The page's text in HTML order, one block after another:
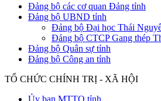
Đảng bộ các cơ quan Đảng tỉnh
Đảng bộ UBND tỉnh
Đảng bộ Đại học Thái
Đảng bộ CTCP Gang thép
Đảng bộ Quân sự tỉnh
Đảng bộ Công an tỉnh
TỔ CHỨC CHÍNH TRỊ - XÃ HỘI
Ủy ban MTTQ tỉnh